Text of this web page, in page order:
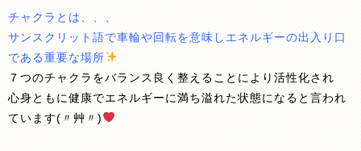
チャクラとは、、、
サンスクリット語で車輪や回転を意味しエネルギーの出入り口
である重要な場所
７つのチャクラをバランス良く整えることにより活性化され
心身ともに健康でエネルギーに満ち溢れた状態になると言われ
ています(〃艸〃)